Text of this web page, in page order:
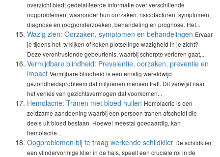
overzicht biedt gedetailleerde informatie over verschillende
oogproblemen, waaronder hun oorzaken, risicofactoren, symptomen,
diagnose en (oog)onderzoeken, behandeling en prognose. Het...
Wazig zien: Oorzaken, symptomen en behandelingen Ervaar
je tijdens het tv kijken of koken plotselinge wazigheid in je zicht?
Deze verontrustende gebeurtenis, waarbij scherpte verloren gaat,...
Vermijdbare blindheid: Prevalentie, oorzaken, preventie en
impact Vermijbare blindheid is een ernstig wereldwijd
gezondheidsprobleem dat miljoenen mensen treft. Dit verwijst naar
het verlies van gezichtsvermogen dat voorkomen...
Hemolacrie: Tranen met bloed huilen Hemolacrie is een
zeldzame aandoening waarbij een persoon tranen afscheidt die
deels uit bloed bestaan. Hoewel meestal goedaardig, kan
hemolacrie...
Oogproblemen bij te traag werkende schildklier De schildklier,
een vlindervormige klier in de hals, speelt een cruciale rol in de